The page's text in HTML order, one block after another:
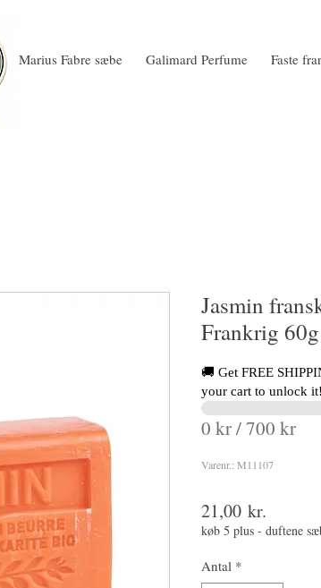
Marius Fabre sæbe Galimard Perfume Faste
Jasmin
Frankrig 60g
🚚 Get FREE
your cart to unlock it!
0 kr / 700 kr
Varenr.: M11107
21,00 kr.
køb 5 plus - duftene
Antal *